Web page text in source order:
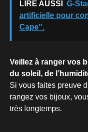
LIRE AUSSI
G-
artificielle pour
Cape".
Veillez à ranger vos
du soleil, de
Si vous faites preuve
rangez vos bijoux,
très longtemps.